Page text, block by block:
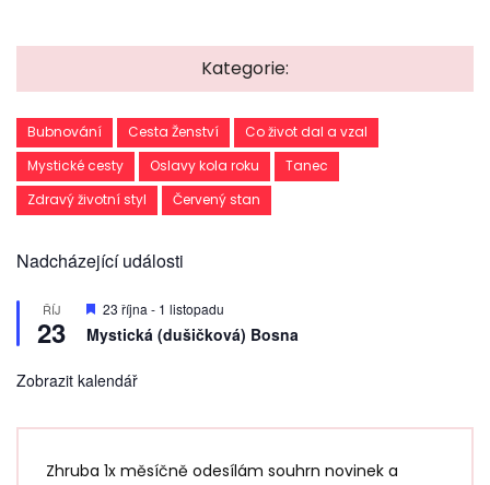
Kategorie:
Bubnování Cesta Ženství
Co život dal a vzal
Mystické cesty
Oslavy kola roku
Tanec
Zdravý životní styl
Červený stan
Nadcházející události
ŘÍJ
23
D
p
r
e
é
23 října - 1 listopadu
Mystická (dušičková) Bosna
Zobrazit kalendář
Zhruba 1x měsíčně odesílám souhrn novinek a